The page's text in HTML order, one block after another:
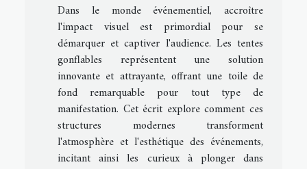
Dans le monde événementiel, accroître
l'impact visuel est primordial pour se
démarquer et captiver l'audience. Les tentes
gonflables représentent une solution
innovante et attrayante, offrant une toile de
fond remarquable pour tout type de
manifestation. Cet écrit explore comment ces
structures modernes transforment
l'atmosphère et l'esthétique des événements,
incitant ainsi les curieux à plonger dans